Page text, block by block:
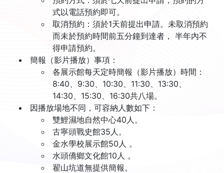
式以電話預約即可。
取消預約：須於1天前提出申請。未取消預約
而未於預約時間前五分鐘到達者， 半年內不
得申請預約。
簡報（影片播放）事項：
各展示館每天定時簡報（影片播放）時間：
8:40、9:30、10:30、11:30、13:30、
14:30、15:30、16:30共八場。
因播放場地不同，可容納人數如下：
雙鯉濕地自然中心40人。
古寧頭戰史館35人。
金水學校展示館50人 。
水頭僑鄉文化館10人 。
翟山坑道無提供簡報。